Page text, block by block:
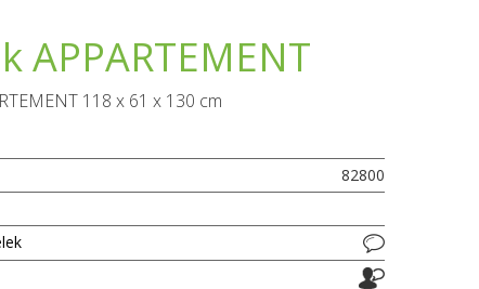
APPARTEMENT
118 x 61 x 130 cm
82800